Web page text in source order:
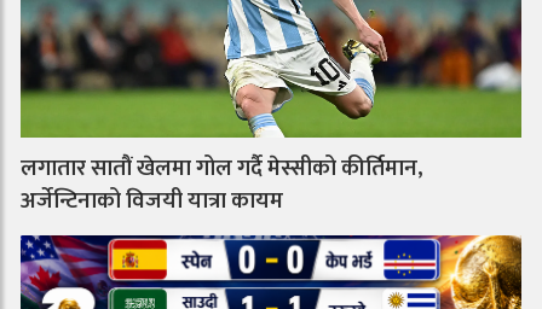
लगातार सातौं खेलमा गोल गर्दै मेस्सीको कीर्तिमान,
अर्जेन्टिनाको विजयी यात्रा कायम